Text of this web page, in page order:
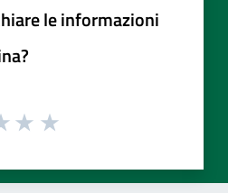
le informazioni